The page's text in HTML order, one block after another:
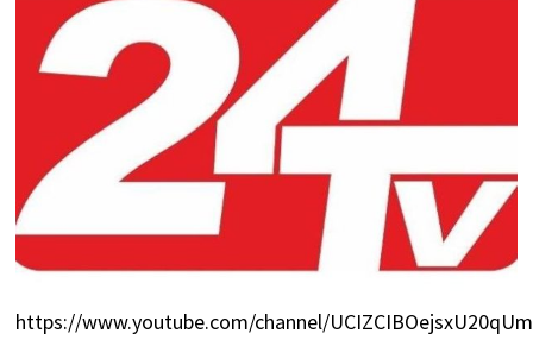
https://www.youtube.com/channel/